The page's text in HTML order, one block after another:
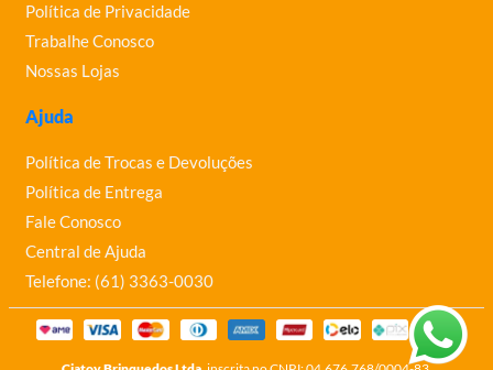
Política de Privacidade
Trabalhe Conosco
Nossas Lojas
Ajuda
Política de Trocas e Devoluções
Política de Entrega
Fale Conosco
Central de Ajuda
Telefone: (61) 3363-0030